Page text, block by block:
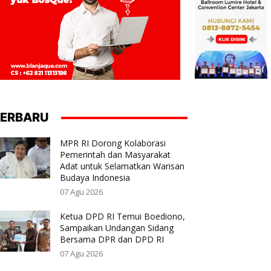
MPR RI Dorong Kolaborasi
Pemerintah dan Masyarakat
Adat untuk Selamatkan Warisan
Budaya Indonesia
07 Agu 2026
Ketua DPD RI Temui Boediono,
Sampaikan Undangan Sidang
Bersama DPR dan DPD RI
07 Agu 2026